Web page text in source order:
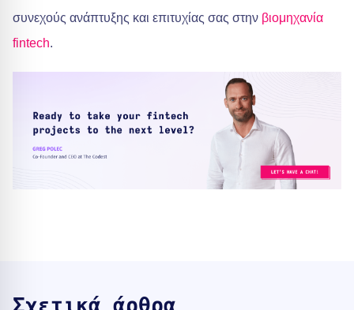
συνεχούς ανάπτυξης και επιτυχίας σας στην βιομηχανία
fintech.